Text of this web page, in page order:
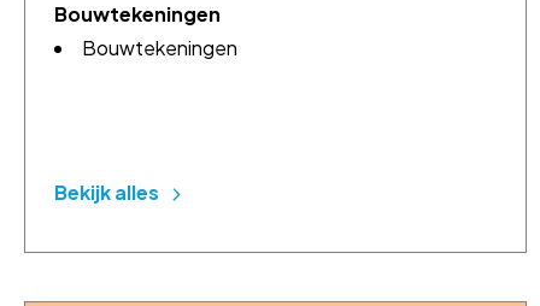
Bouwtekeningen
Bouwtekeningen
Bekijk alles